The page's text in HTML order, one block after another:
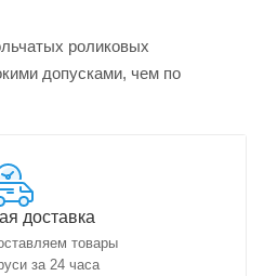
роликовых
допусками, чем по
доставка
товары
за 24 часа